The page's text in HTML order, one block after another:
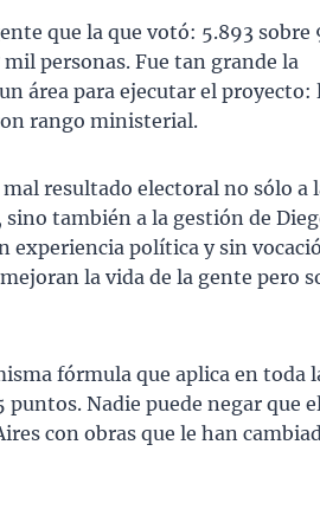
que la que votó: 5.893 sobre
personas. Fue tan grande la
área para ejecutar el proyecto:
rango ministerial.
resultado electoral no sólo a
también a la gestión de
experiencia política y sin
la vida de la gente pero
fórmula que aplica en toda
Nadie puede negar que
con obras que le han